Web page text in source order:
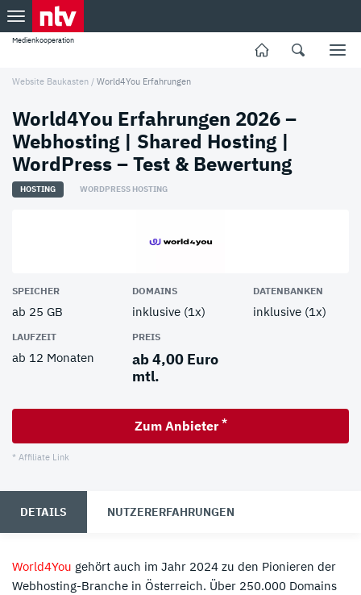
Medienkooperation
Website Baukasten / World4You Erfahrungen
World4You Erfahrungen 2026 –
Webhosting | Shared Hosting |
WordPress – Test & Bewertung
HOSTING WORDPRESS HOSTING
SPEICHER
ab 25 GB
DOMAINS
inklusive (1x)
DATENBANKEN
inklusive (1x)
LAUFZEIT
ab 12 Monaten
PREIS
ab 4,00 Euro
mtl.
Zum Anbieter *
* Affiliate Link
ab 25 GB inklusive (1x)
DETAILS NUTZERERFAHRUNGEN
World4You gehört auch im Jahr 2024 zu den Pionieren der
Webhosting-Branche in Österreich. Über 250.000 Domains